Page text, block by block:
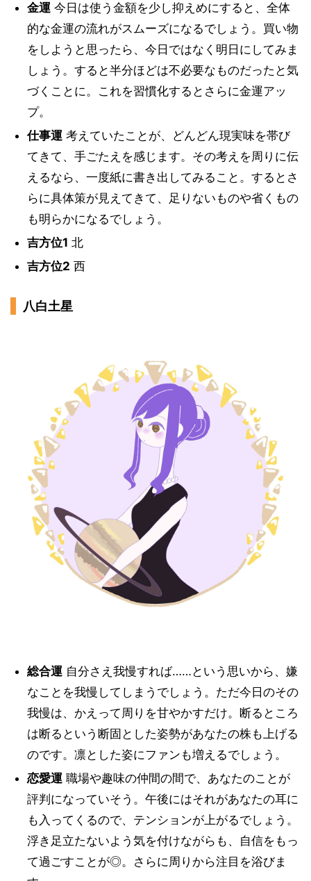
金運今日は使う金額を少し抑えめにすると、全体
的な金運の流れがスムーズになるでしょう。買い物
をしようと思ったら、今日ではなく明日にしてみま
しょう。すると半分ほどは不必要なものだったと気
づくことに。これを習慣化するとさらに金運アッ
プ。
仕事運考えていたことが、どんどん現実味を帯び
てきて、手ごたえを感じます。その考えを周りに伝
えるなら、一度紙に書き出してみること。するとさ
らに具体策が見えてきて、足りないものや省くもの
も明らかになるでしょう。
吉方位1 北
吉方位2 西
八白土星
総合運自分さえ我慢すれば……という思いから、嫌
なことを我慢してしまうでしょう。ただ今日のその
我慢は、かえって周りを甘やかすだけ。断るところ
は断るという断固とした姿勢があなたの株も上げる
のです。凛とした姿にファンも増えるでしょう。
恋愛運職場や趣味の仲間の間で、あなたのことが
評判になっていそう。午後にはそれがあなたの耳に
も入ってくるので、テンションが上がるでしょう。
浮き足立たないよう気を付けながらも、自信をもっ
て過ごすことが◎。さらに周りから注目を浴びま